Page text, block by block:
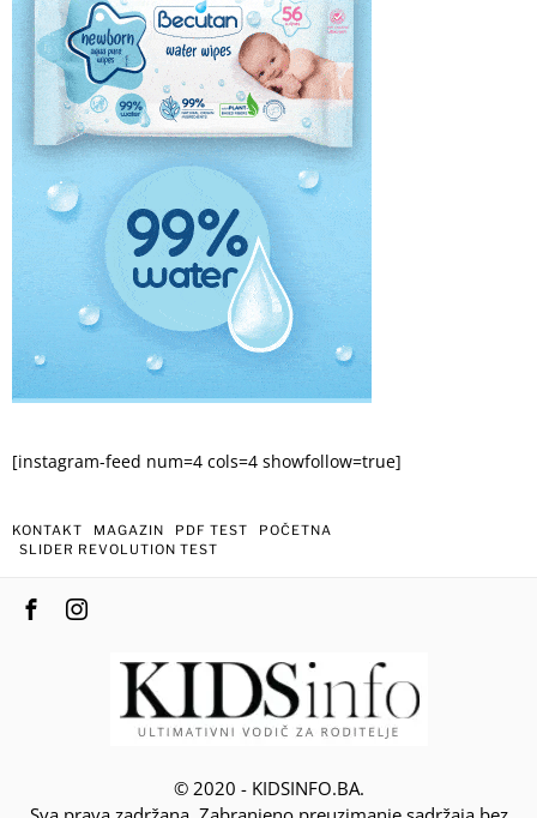
[instagram-feed num=4 cols=4 showfollow=true]
KONTAKT MAGAZIN PDF TEST
POČETNA
SLIDER REVOLUTION TEST
© 2020 - KIDSINFO.BA.